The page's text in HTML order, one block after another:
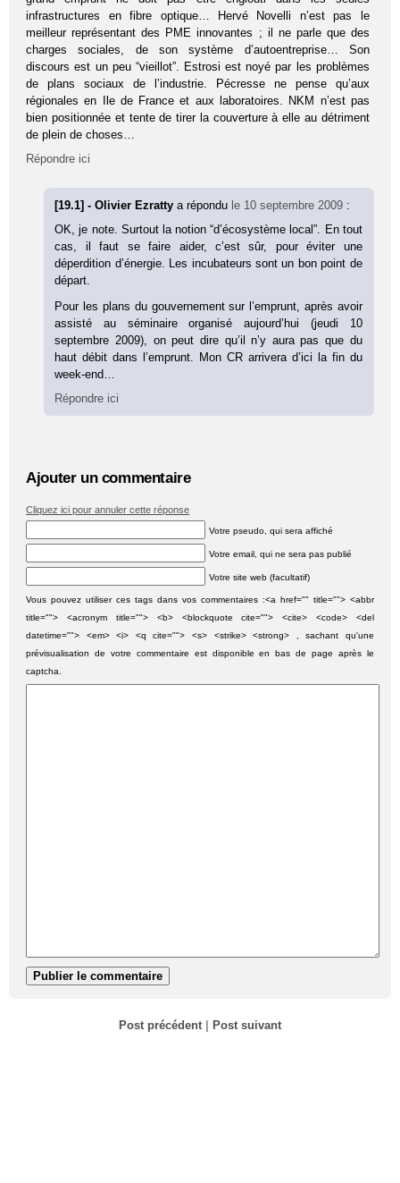
infrastructures en fibre optique… Hervé Novelli n’est pas le
meilleur représentant des PME innovantes ; il ne parle que des
charges sociales, de son système d’autoentreprise… Son
discours est un peu “vieillot”. Estrosi est noyé par les problèmes
de plans sociaux de l’industrie. Pécresse ne pense qu’aux
régionales en Ile de France et aux laboratoires. NKM n’est pas
bien positionnée et tente de tirer la couverture à elle au détriment
de plein de choses…
Répondre ici
[19.1] - Olivier Ezrattya répondu le 10 septembre 2009 :
OK, je note. Surtout la notion “d’écosystème local”. En tout
cas, il faut se faire aider, c’est sûr, pour éviter une
déperdition d’énergie. Les incubateurs sont un bon point de
départ.
Pour les plans du gouvernement sur l’emprunt, après avoir
assisté au séminaire organisé aujourd’hui (jeudi 10
septembre 2009), on peut dire qu’il n’y aura pas que du
haut débit dans l’emprunt. Mon CR arrivera d’ici la fin du
week-end…
Répondre ici
Ajouter un commentaire
Cliquez ici pour annuler cette réponse
Votre pseudo, qui sera affiché
Votre email, qui ne sera pas publié
Votre site web (facultatif)
Vous pouvez utiliser ces tags dans vos commentaires :<a href="" title=""> <abbr
title=""> <acronym title=""> <b> <blockquote cite=""> <cite> <code> <del
datetime=""> <em> <i> <q cite=""> <s> <strike> <strong> , sachant qu'une
prévisualisation de votre commentaire est disponible en bas de page après le
captcha.
Post précédent | Post suivant